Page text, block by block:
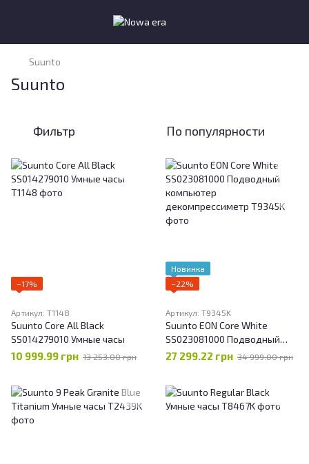
Suunto
Suunto
Фильтр По популярности
−17%
Артикул: T1148
Suunto Core All Black
SS014279010 Умные часы
10 999.99 грн 13 253.00 грн
Новинка
−22%
Артикул: T9345K
Suunto EON Core White
SS023081000 Подводный
компьютер
27 299.22 грн 34 999.00 грн